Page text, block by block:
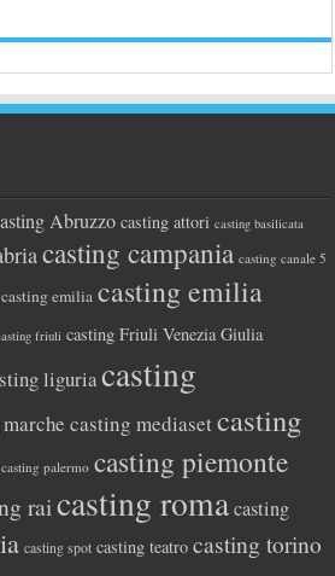
Abruzzo casting attori casting basilicata
casting campania casting canale 5
casting emilia casting emilia
friuli casting Friuli Venezia Giulia
liguriacasting
casting mediasetcasting
casting palermo casting piemonte
raicasting roma casting
casting spot casting teatro casting torino